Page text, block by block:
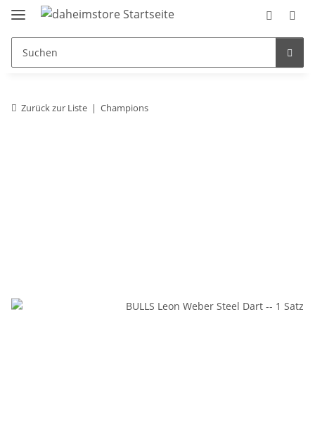
Zurück zur Liste Champions